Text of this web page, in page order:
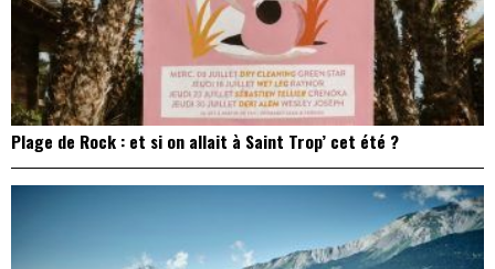
Plage de Rock : et si on allait à Saint Trop’ cet été ?